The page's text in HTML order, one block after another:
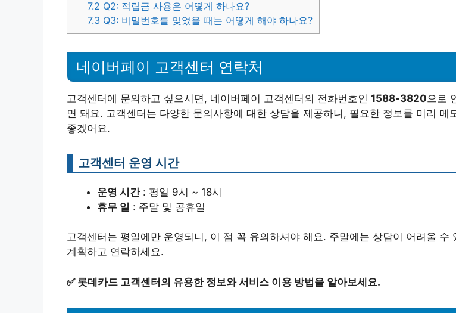
7.2 Q2: 적립금 사용은 어떻게 하나요?
7.3 Q3: 비밀번호를 잊었을 때는 어떻게 해야 하나요?
네이버페이 고객센터 연락처
고객센터에 문의하고 싶으시면, 네이버페이 고객센터의 전화번호인 1588-3820으로
면 돼요. 고객센터는 다양한 문의사항에 대한 상담을 제공하니, 필요한 정보를 미리 메
좋겠어요.
고객센터 운영 시간
운영 시간: 평일 9시 ~ 18시
휴무 일 : 주말 및 공휴일
고객센터는 평일에만 운영되니, 이 점 꼭 유의하셔야 해요. 주말에는 상담이 어려울 수
계획하고 연락하세요.
✅ 롯데카드 고객센터의 유용한 정보와 서비스 이용 방법을 알아보세요.